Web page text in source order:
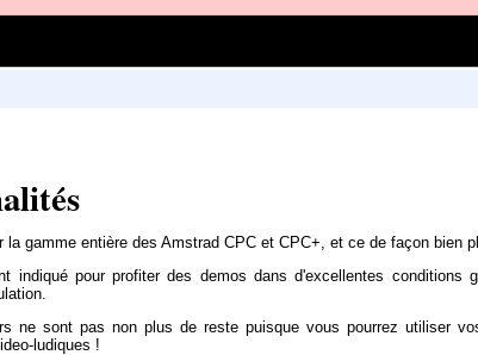
la gamme entière des Amstrad CPC et CPC+, et ce de façon bien
indiqué pour profiter des demos dans d'excellentes
ne sont pas non plus de reste puisque vous pourrez utiliser
ludiques !